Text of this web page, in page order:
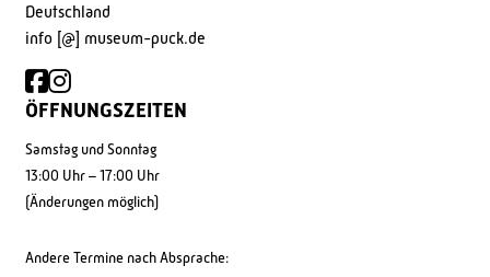
Deutschland
info [@] museum-puck.de
ÖFFNUNGSZEITEN
Samstag und Sonntag
13:00 Uhr – 17:00 Uhr
(Änderungen möglich)
Andere Termine nach Absprache: